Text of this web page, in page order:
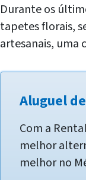
Durante os
tapetes florais,
artesanais, uma
Aluguel
Com a
melhor
melhor no